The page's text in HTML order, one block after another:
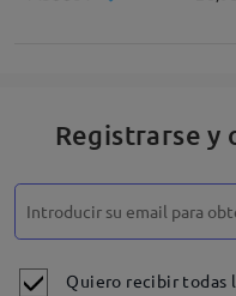
Registrarse y
Quiero recibir todas